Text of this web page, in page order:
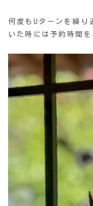
何度もUターンを繰り
いた時には予約時間